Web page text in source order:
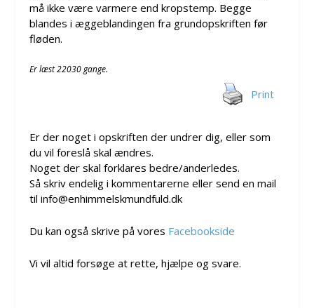
må ikke være varmere end kropstemp. Begge
blandes i æggeblandingen fra grundopskriften før
fløden.
Er læst 22030 gange.
Print
Er der noget i opskriften der undrer dig, eller som
du vil foreslå skal ændres.
Noget der skal forklares bedre/anderledes.
Så skriv endelig i kommentarerne eller send en mail
til info@enhimmelskmundfuld.dk
Du kan også skrive på vores Facebookside
Vi vil altid forsøge at rette, hjælpe og svare.